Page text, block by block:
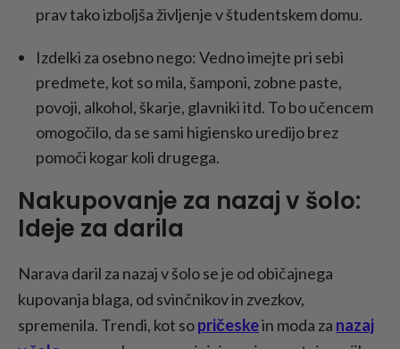
prav tako izboljša življenje v študentskem domu.
Izdelki za osebno nego: Vedno imejte pri sebi
predmete, kot so mila, šamponi, zobne paste,
povoji, alkohol, škarje, glavniki itd. To bo učencem
omogočilo, da se sami higiensko uredijo brez
pomoči kogar koli drugega.
Nakupovanje za nazaj v šolo:
Ideje za darila
Narava daril za nazaj v šolo se je od običajnega
kupovanja blaga, od svinčnikov in zvezkov,
spremenila. Trendi, kot sopričeskein moda za nazaj